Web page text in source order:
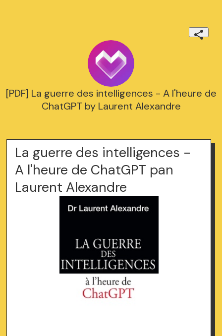
[PDF] La guerre des intelligences - A l'heure de
ChatGPT by Laurent Alexandre
La guerre des intelligences -
A l'heure de ChatGPT pan
Laurent Alexandre